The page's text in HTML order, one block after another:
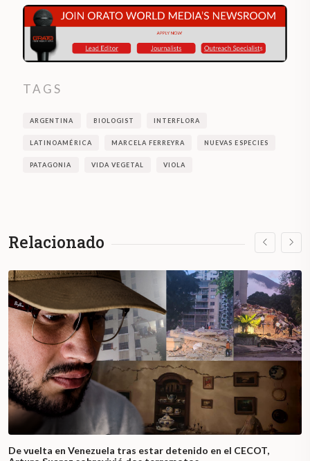
TAGS
ARGENTINA BIOLOGIST INTERFLORA
LATINOAMÉRICA MARCELA FERREYRA NUEVAS ESPECIES
PATAGONIA VIDA VEGETAL VIOLA
Relacionado
De vuelta en Venezuela tras estar detenido en el CECOT,